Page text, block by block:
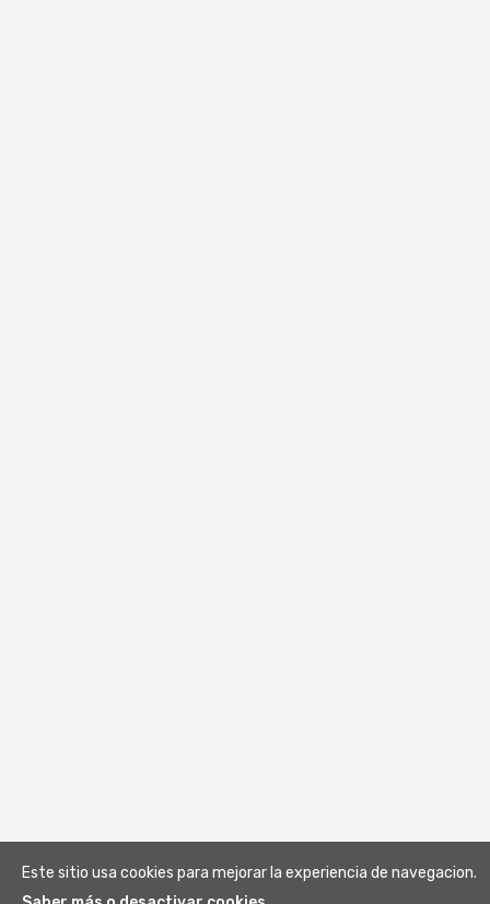
Este sitio usa cookies para mejorar la experiencia de navegacion.